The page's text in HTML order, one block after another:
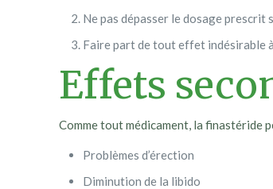
Ne pas dépasser le dosage prescrit
Faire part de tout effet indésirable
Effets
Comme tout médicament, la finastéride
Problèmes d’érection
Diminution de la libido